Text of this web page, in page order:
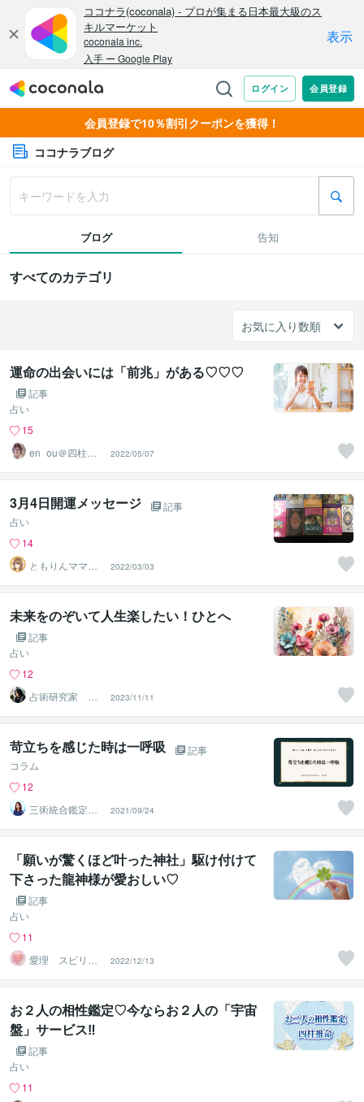
会員登録で10％割引クーポンを獲得！
ココナラブログ
ブログ 告知
すべてのカテゴリ
運命の出会いには「前兆」がある♡♡♡
記事
占い
15
en_ou＠四柱推
命鑑定士＆婚活
コンサル
2022/05/07
3月4日開運メッセージ
記事
占い
14
ともりんママ❤
ノマドワーカー
若林朋凛
2022/03/03
未来をのぞいて人生楽したい！ひとへ
記事
占い
12
占術研究家 望
月 澪
2023/11/11
苛立ちを感じた時は一呼吸
記事
コラム
12
三術統合鑑定
師 優未華
2021/09/24
「願いが驚くほど叶った神社」駆け付けて
下さった龍神様が愛おしい♡
記事
占い
11
愛理 スピリチ
ュアルメッセン
ジャー
2022/12/13
お２人の相性鑑定♡今ならお２人の「宇宙
盤」サービス‼
記事
占い
11